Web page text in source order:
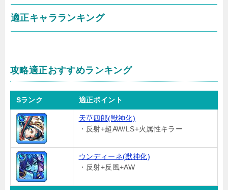
適正キャラランキング
攻略適正おすすめランキング
Sランク 適正ポイント
天草四郎(獣神化)
・反射+超AW/LS+火属性キラー
ウンディーネ(獣神化)
・反射+反風+AW